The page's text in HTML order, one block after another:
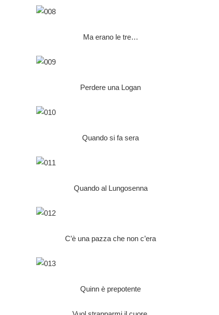
Ma erano le tre…
Perdere una Logan
Quando si fa sera
Quando al Lungosenna
C’è una pazza che non c’era
Quinn è prepotente